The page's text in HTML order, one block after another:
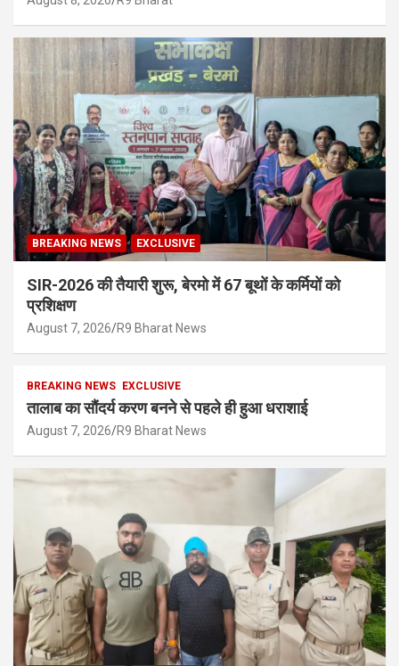
BREAKING NEWS EXCLUSIVE
SIR-2026 की तैयारी शुरू, बेरमो में 67 बूथों के कर्मियों को
प्रशिक्षण
August 7, 2026 R9 Bharat News
BREAKING NEWS EXCLUSIVE
तालाब का सौंदर्य करण बनने से पहले ही हुआ धराशाई
August 7, 2026 R9 Bharat News